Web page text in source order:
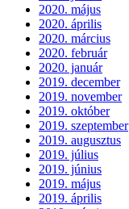
2020. május
2020. április
2020. március
2020. február
2020. január
2019. december
2019. november
2019. október
2019. szeptember
2019. augusztus
2019. július
2019. június
2019. május
2019. április